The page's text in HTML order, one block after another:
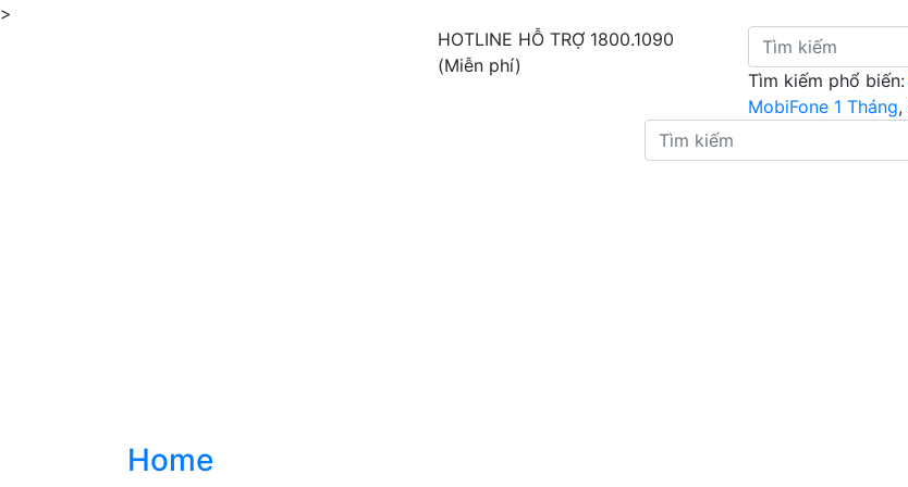
>
HOTLINE HỖ TRỢ 1800.1090
(Miễn phí)
Tìm kiếm phổ biến:
MobiFone 1 Tháng,
Home